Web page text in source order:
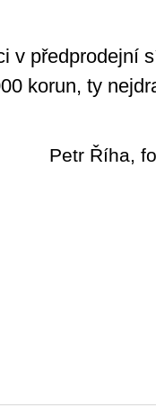
v předprodejní
korun, ty
Petr Říha,